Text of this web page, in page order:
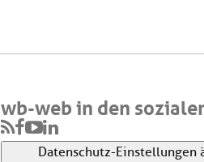
wb-web in den
Datenschutz-Einstellungen